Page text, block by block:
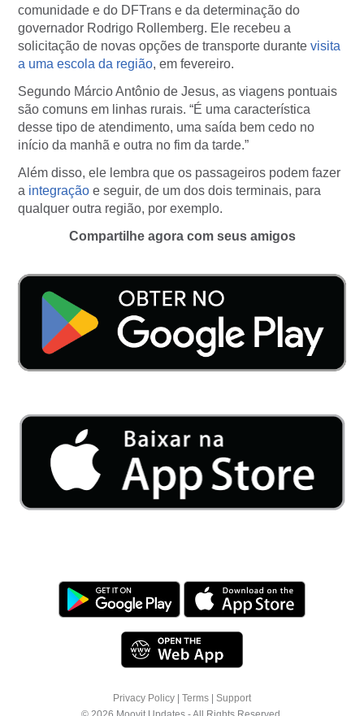
comunidade e do DFTrans e da determinação do
governador Rodrigo Rollemberg. Ele recebeu a
solicitação de novas opções de transporte durante visita
a uma escola da região, em fevereiro.
Segundo Márcio Antônio de Jesus, as viagens pontuais
são comuns em linhas rurais. “É uma característica
desse tipo de atendimento, uma saída bem cedo no
início da manhã e outra no fim da tarde.”
Além disso, ele lembra que os passageiros podem fazer
a integração e seguir, de um dos dois terminais, para
qualquer outra região, por exemplo.
Compartilhe agora com seus amigos
Privacy Policy Terms
Support